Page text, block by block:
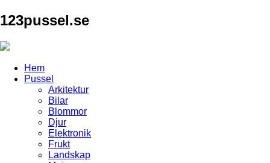
123pussel.se
Hem
Pussel
Arkitektur
Bilar
Blommor
Djur
Elektronik
Frukt
Landskap